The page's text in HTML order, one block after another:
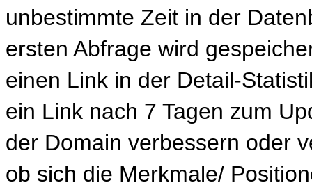
unbestimmte Zeit in der
ersten Abfrage wird
einen Link in der Detail-
ein Link nach 7 Tagen zum
der Domain verbessern oder
ob sich die Merkmale/